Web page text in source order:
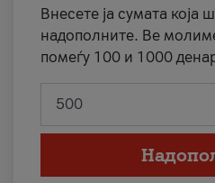
Внесете ја сумата која
надополните. Ве
помеѓу 100 и 1000